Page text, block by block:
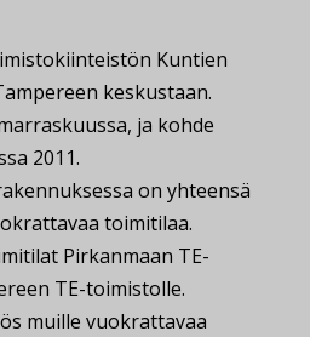
Kuntien
keskustaan.
ja kohde
2011.
on yhteensä
toimitilaa.
Pirkanmaan TE-
TE-toimistolle.
muille vuokrattavaa